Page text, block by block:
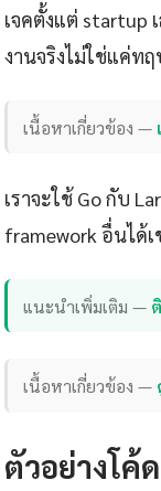
เจคตั้งแต่ startup
งานจริงไม่ใช่แค่ท
เนื้อหาเกี่ยวข้อง —
เราจะใช้ Go กับ
framework อื่นได้
แนะนำเพิ่มเติม —
เนื้อหาเกี่ยวข้อง —
ตัวอย่างโค้